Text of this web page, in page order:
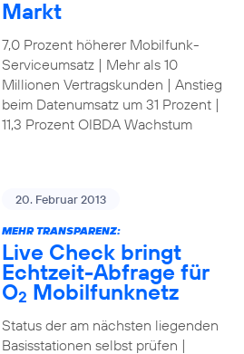
Markt
7,0 Prozent höherer Mobilfunk-
Serviceumsatz | Mehr als 10
Millionen Vertragskunden | Anstieg
beim Datenumsatz um 31 Prozent |
11,3 Prozent OIBDA Wachstum
20. Februar 2013
MEHR TRANSPARENZ:
Live Check bringt
Echtzeit-Abfrage für
O2 Mobilfunknetz
Status der am nächsten liegenden
Basisstationen selbst prüfen |